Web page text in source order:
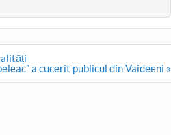
a cucerit publicul din Vaideeni »